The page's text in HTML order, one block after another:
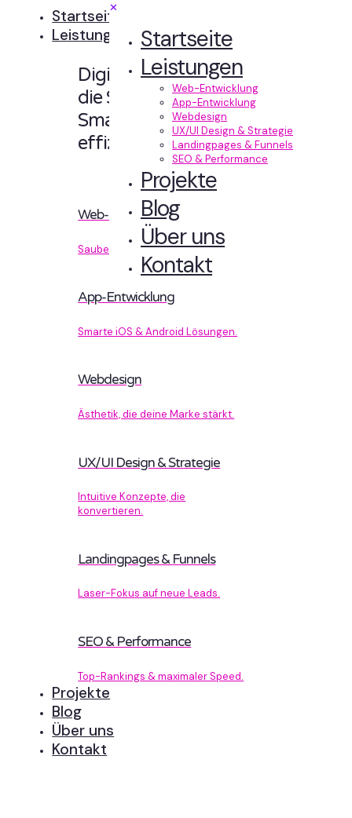
✕
Startseite
Leistungen
Web-Entwicklung
App-Entwicklung
Webdesign
UX/UI Design & Strategie
Landingpages & Funnels
SEO & Performance
Projekte
Blog
Über uns
Kontakt
Startseite
Leistungen
Digitale Erlebnisse,
die Sinn machen.
Smart designt und
effizient entwickelt.
Web-Entwicklung
Sauberer Code, der performt.
App-Entwicklung
Smarte iOS & Android Lösungen.
Webdesign
Ästhetik, die deine Marke stärkt.
UX/UI Design & Strategie
Intuitive Konzepte, die
konvertieren.
Landingpages & Funnels
Laser-Fokus auf neue Leads.
SEO & Performance
Top-Rankings & maximaler Speed.
Projekte
Blog
Über uns
Kontakt